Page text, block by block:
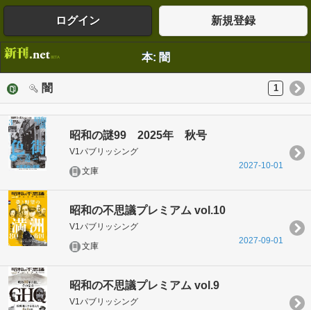
ログイン 新規登録
本: 闇
闇 1
昭和の謎99 2025年 秋号
V1パブリッシング
文庫
2027-10-01
昭和の不思議プレミアム vol.10
V1パブリッシング
文庫
2027-09-01
昭和の不思議プレミアム vol.9
V1パブリッシング